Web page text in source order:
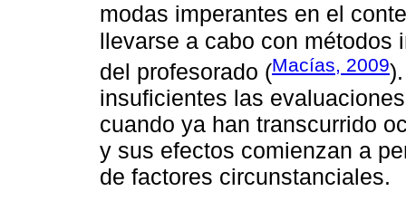
modas imperantes en el
llevarse a cabo con métodos
del profesorado (Macías, 2009
insuficientes las
cuando ya han transcurrido
y sus efectos comienzan a
de factores circunstanciales.